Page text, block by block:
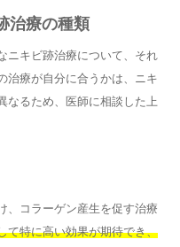
治療の種類
ニキビ跡治療について、それ
治療が自分に合うかは、ニキ
なるため、医師に相談した上
、コラーゲン産生を促す治療
て特に高い効果が期待でき、